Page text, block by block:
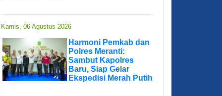
Kamis, 06 Agustus 2026
Harmoni Pemkab dan
Polres Meranti:
Sambut Kapolres
Baru, Siap Gelar
Ekspedisi Merah Putih